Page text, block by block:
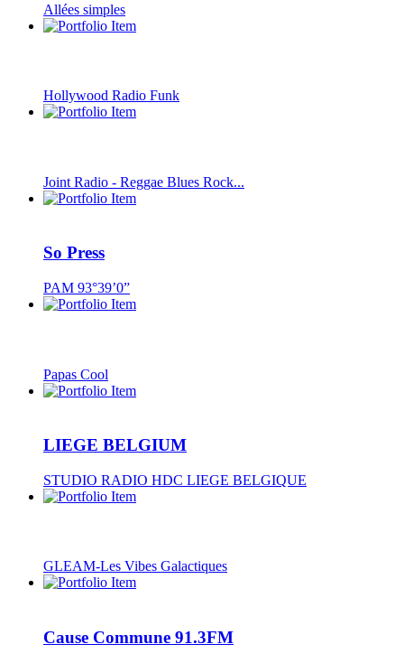
Allées simples
Hollywood Radio Funk
Joint Radio - Reggae Blues Rock...
So Press
PAM 93°39’0”
Papas Cool
LIEGE BELGIUM
STUDIO RADIO HDC LIEGE BELGIQUE
GLEAM-Les Vibes Galactiques
Cause Commune 91.3FM